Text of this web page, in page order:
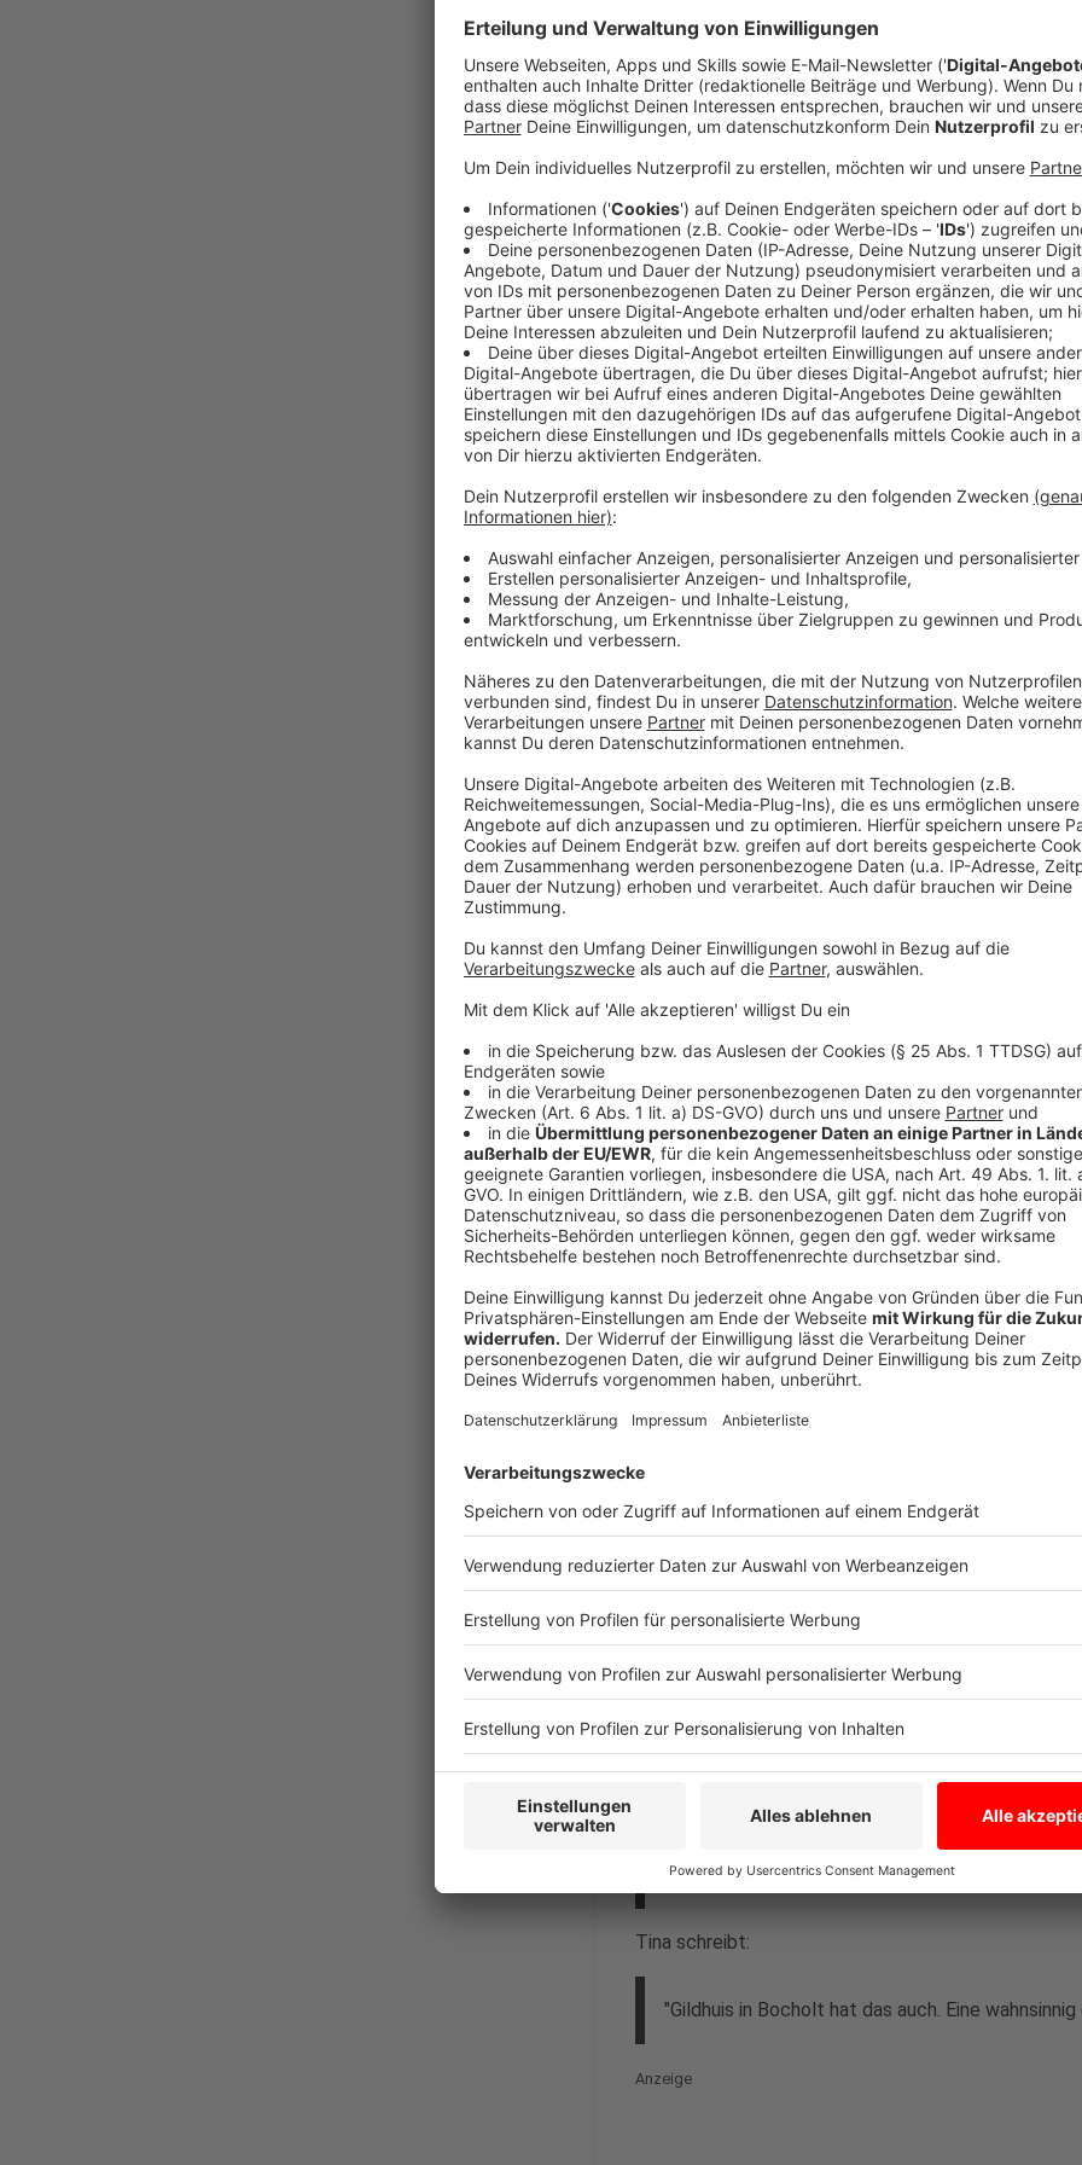
Helfen kann man auch mit kleinen Dingen. Man
reicht tatsächlich schon zum Beispiel etwas mehr
geht bei Melanie Dittmann aus Gronau. Sie hat in
"Netten Café. Mit dem hilft man vor allem
leisten können. Melanie – was genau hast du vor
Jeder kann eine Karte für einen Bedürftigen
Anzeige
Was hat dich denn dazu bewogen das zu tun und
Anzeige
Gerade hier im Naherholungsgebiet ist uns
Anzeige
Die Menschen im Westmünsterland sind einfach
Problem Menschen zu finden, die bereit sind mehr
damit einen zu ermöglichen. Das Problem ist eher
Café" abholen.
Anzeige
Es gibt keine Hemmschwelle
Anzeige
Melanie Dittmann aus Gronau - super Idee - vielen
Aktionen und Projekten bei uns im
Anzeige
Pauline schreibt:
"Huckleberrys in Bocholt macht da mit..."
Eddy schreibt:
"Find ich ne tolle sache. Sollte man für andere
Tina schreibt:
"Gildhuis in Bocholt hat das auch. Eine
Anzeige